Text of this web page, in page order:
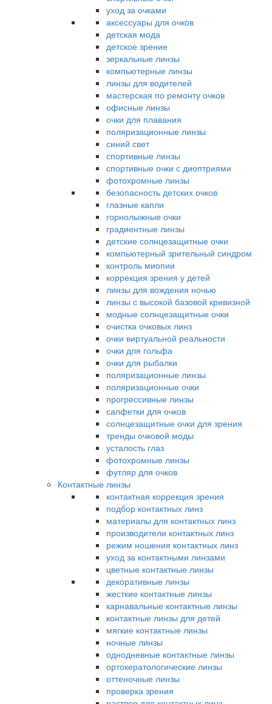
уход за очками
аксессуары для очков
детская мода
детское зрение
зеркальные линзы
компьютерные линзы
линзы для водителей
мастерская по ремонту очков
офисные линзы
очки для плавания
поляризационные линзы
синий свет
спортивные линзы
спортивные очки с диоптриями
фотохромные линзы
безопасность детских очков
глазные капли
горнолыжные очки
градиентные линзы
детские солнцезащитные очки
компьютерный зрительный синдром
контроль миопии
коррекция зрения у детей
линзы для вождения ночью
линзы с высокой базовой кривизной
модные солнцезащитные очки
очистка очковых линз
очки виртуальной реальности
очки для гольфа
очки для рыбалки
поляризационные линзы
поляризационные очки
прогрессивные линзы
салфетки для очков
солнцезащитные очки для зрения
тренды очковой моды
усталость глаз
фотохромные линзы
футляр для очков
Контактные линзы
контактная коррекция зрения
подбор контактных линз
материалы для контактных линз
производители контактных линз
режим ношения контактных линз
уход за контактными линзами
цветные контактные линзы
декоративные линзы
жесткие контактные линзы
карнавальные контактные линзы
контактные линзы для детей
мягкие контактные линзы
ночные линзы
однодневные контактные линзы
ортокератологические линзы
оттеночные линзы
проверка зрения